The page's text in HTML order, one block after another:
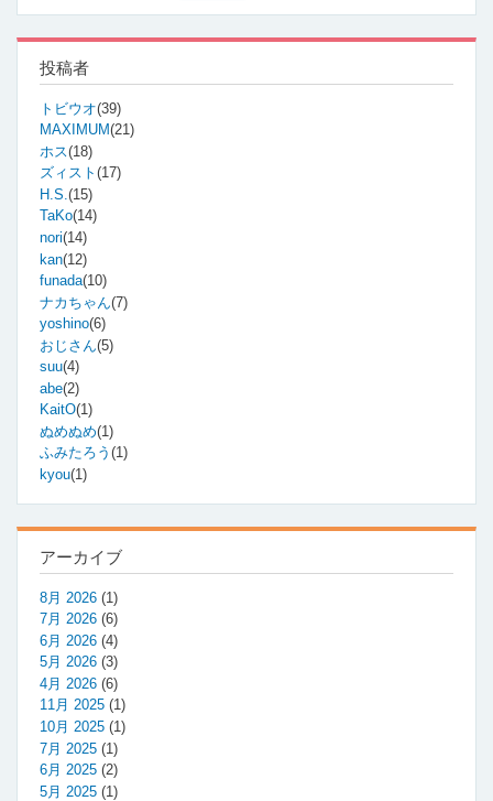
ジ
送
り
ー
投稿者
トビウオ(39)
MAXIMUM(21)
ホス(18)
ズィスト (17)
H.S. (15)
TaKo(14)
nori(14)
kan(12)
funada(10)
ナカちゃん(7)
yoshino(6)
おじさん(5)
suu(4)
abe(2)
KaitO(1)
ぬめぬめ(1)
ふみたろう (1)
kyou(1)
アーカイブ
8月 2026 (1)
7月 2026 (6)
6月 2026 (4)
5月 2026 (3)
4月 2026 (6)
11月 2025 (1)
10月 2025 (1)
7月 2025 (1)
6月 2025 (2)
5月 2025 (1)